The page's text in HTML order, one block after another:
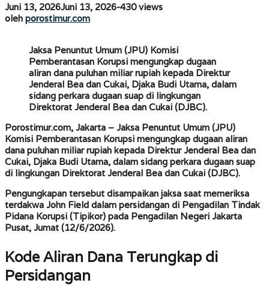
per
Bos
Blueray
Cargo
Juni 13, 2026Juni 13, 2026oleh
-430 views
oleh porostimur.com
Jaksa Penuntut Umum (JPU) Komisi
Pemberantasan Korupsi mengungkap dugaan
aliran dana puluhan miliar rupiah kepada Direktur
Jenderal Bea dan Cukai, Djaka Budi Utama, dalam
sidang perkara dugaan suap di lingkungan
Direktorat Jenderal Bea dan Cukai (DJBC).
Porostimur.com, Jakarta – Jaksa Penuntut Umum (JPU)
Komisi Pemberantasan Korupsi mengungkap dugaan aliran
dana puluhan miliar rupiah kepada Direktur Jenderal Bea dan
Cukai, Djaka Budi Utama, dalam sidang perkara dugaan suap
di lingkungan Direktorat Jenderal Bea dan Cukai (DJBC).
Pengungkapan tersebut disampaikan jaksa saat memeriksa
terdakwa John Field dalam persidangan di Pengadilan Tindak
Pidana Korupsi (Tipikor) pada Pengadilan Negeri Jakarta
Pusat, Jumat (12/6/2026).
Kode Aliran Dana Terungkap di
Persidangan